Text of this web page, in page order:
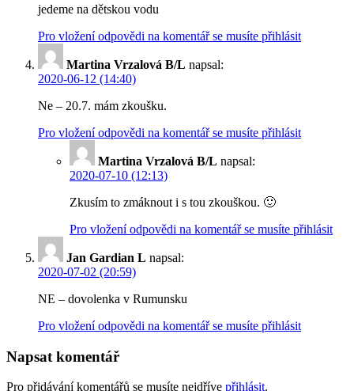
jedeme na dětskou vodu
Pro vložení odpovědi na komentář se musíte přihlásit
Martina Vrzalová B/L napsal:
2020-06-12 (14:40)
Ne – 20.7. mám zkoušku.
Pro vložení odpovědi na komentář se musíte přihlásit
Martina Vrzalová B/L napsal:
2020-07-10 (12:13)
Zkusím to zmáknout i s tou zkouškou. 🙂
Pro vložení odpovědi na komentář se musíte přihlásit
Jan Gardian L napsal:
2020-07-02 (20:59)
NE – dovolenka v Rumunsku
Pro vložení odpovědi na komentář se musíte přihlásit
Napsat komentář
Pro přidávání komentářů se musíte nejdříve přihlásit.